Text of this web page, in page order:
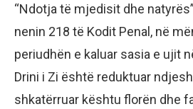
“Ndotja të mjedisit dhe
nenin 218 të Kodit Penal, në
periudhën e kaluar sasia e ujit
Drini i Zi është reduktuar
shkatërruar kështu florën dhe